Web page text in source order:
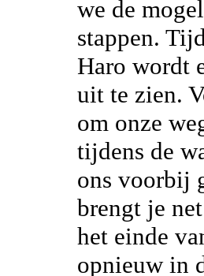
we de
stappen.
Haro wordt
uit te zien.
om onze
tijdens de
ons voorbij
brengt je
het einde
opnieuw in